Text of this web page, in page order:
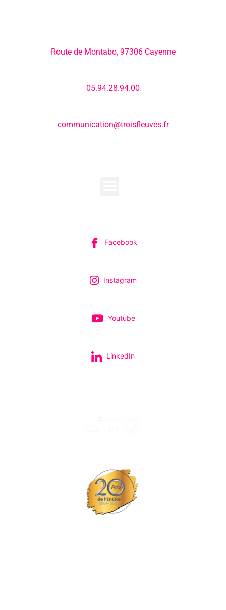
Route de Montabo, 97306 Cayenne
05.94.28.94.00
communication@troisfleuves.fr
Facebook
Instagram
Youtube
LinkedIn